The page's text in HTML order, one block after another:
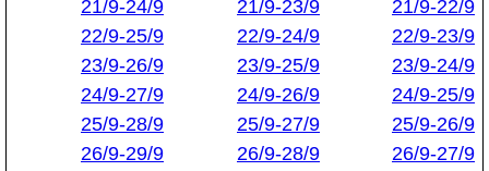
21/9-22/9
21/9-23/9
21/9-24/9
22/9-23/9
22/9-24/9
22/9-25/9
23/9-24/9
23/9-25/9
23/9-26/9
24/9-25/9
24/9-26/9
24/9-27/9
25/9-26/9
25/9-27/9
25/9-28/9
26/9-27/9
26/9-28/9
26/9-29/9